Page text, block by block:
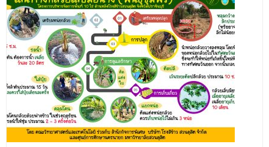
- ปรัชญา วิสัยทัศน์ พันธกิจ ของคณะ
- ประวัติความเป็นมาของคณะ
- บุคลากร
- - สำนักงานคณะวิทยาศาสตร์และเทคโนโลยี
- - บุคลากรวิชาการ
- - บุคลากรสนับสนุน